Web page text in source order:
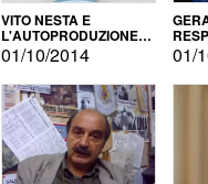
VITO NESTA E
L'AUTOPRODUZIONE
COME RECUPERO DEI
SIMBOLI
01/10/2014 01/